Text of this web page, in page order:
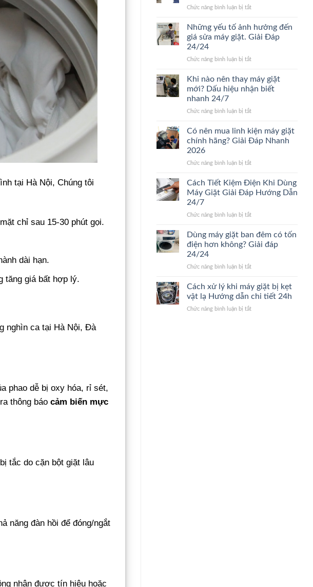
tại Hà Nội, Chúng tôi
chỉ sau 15-30 phút gọi.
dài hạn.
tăng giá bất hợp lý.
nghìn ca tại Hà Nội, Đà
phao dễ bị oxy hóa, rỉ sét,
thông báo cảm biến mực
tắc do cặn bột giặt lâu
năng đàn hồi để đóng/ngắt
nhận được tín hiệu hoặc
giặt
lâu?
Giải
tiết
24/24
Chức năng bình luận bị tắtở
thay
vòng
giặt
nhiêu?
Bảng
giá
tiết
Những yếu tố ảnh hưởng đến
giá sửa máy giặt. Giải Đáp
24/24
Chức năng bình luận bị tắtở
yếu
tố
ảnh
đến
sửa
máy
giặt.
Đáp
Khi nào nên thay máy giặt
mới? Dấu hiệu nhận biết
nhanh 24/7
Chức năng bình luận bị tắtở
nào
nên
thay
giặt
Dấu
hiệu
nhanh
Có nên mua linh kiện máy giặt
chính hãng? Giải Đáp Nhanh
2026
Chức năng bình luận bị tắtở
nên
mua
máy
chính
hãng?
Nhanh
Cách Tiết Kiệm Điện Khi Dùng
Máy Giặt Giải Đáp Hướng Dẫn
24/7
Chức năng bình luận bị tắtở
Tiết
Kiệm
Dùng
Giặt
Giải
Hướng
Dùng máy giặt ban đêm có tốn
điện hơn không? Giải đáp
24/24
Chức năng bình luận bị tắtở
máy
giặt
đêm
Cách xử lý khi máy giặt bị kẹt
vật lạ Hướng dẫn chi tiết 24h
Chức năng bình luận bị tắtở